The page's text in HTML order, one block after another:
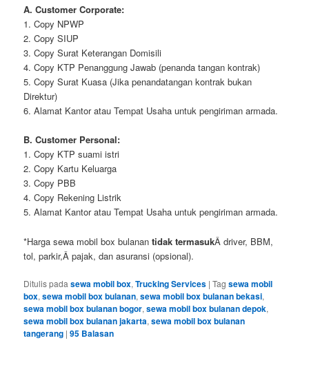
A. Customer Corporate:
1. Copy NPWP
2. Copy SIUP
3. Copy Surat Keterangan Domisili
4. Copy KTP Penanggung Jawab (penanda tangan kontrak)
5. Copy Surat Kuasa (Jika penandatangan kontrak bukan
Direktur)
6. Alamat Kantor atau Tempat Usaha untuk pengiriman armada.
B. Customer Personal:
1. Copy KTP suami istri
2. Copy Kartu Keluarga
3. Copy PBB
4. Copy Rekening Listrik
5. Alamat Kantor atau Tempat Usaha untuk pengiriman armada.
*Harga sewa mobil box bulanantidak termasukÂ driver, BBM,
tol, parkir,Â pajak, dan asuransi (opsional).
Ditulis pada sewa mobil box,Trucking Services |Tag sewa mobil
box,sewa mobil box bulanan,sewa mobil box bulanan bekasi,
sewa mobil box bulanan bogor,sewa mobil box bulanan depok,
sewa mobil box bulanan jakarta,sewa mobil box bulanan
tangerang |95 Balasan